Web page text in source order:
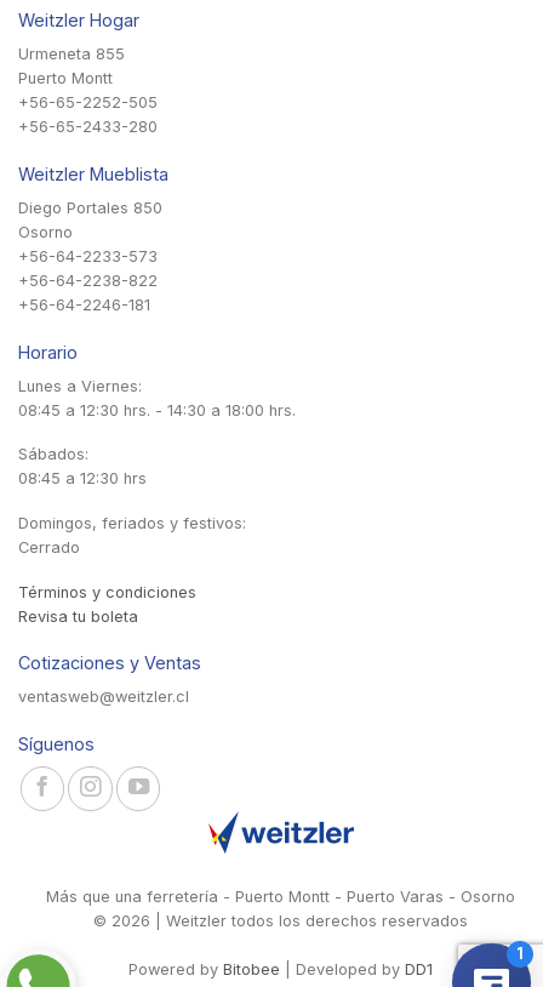
Weitzler Hogar
Urmeneta 855
Puerto Montt
+56-65-2252-505
+56-65-2433-280
Weitzler Mueblista
Diego Portales 850
Osorno
+56-64-2233-573
+56-64-2238-822
+56-64-2246-181
Horario
Lunes a Viernes:
08:45 a 12:30 hrs. - 14:30 a 18:00 hrs.
Sábados:
08:45 a 12:30 hrs
Domingos, feriados y festivos:
Cerrado
Términos y condiciones
Revisa tu boleta
Cotizaciones y Ventas
ventasweb@weitzler.cl
Síguenos
Más que una ferretería - Puerto Montt - Puerto Varas - Osorno
© 2026 | Weitzler todos los derechos reservados
Powered by Bitobee | Developed by DD1